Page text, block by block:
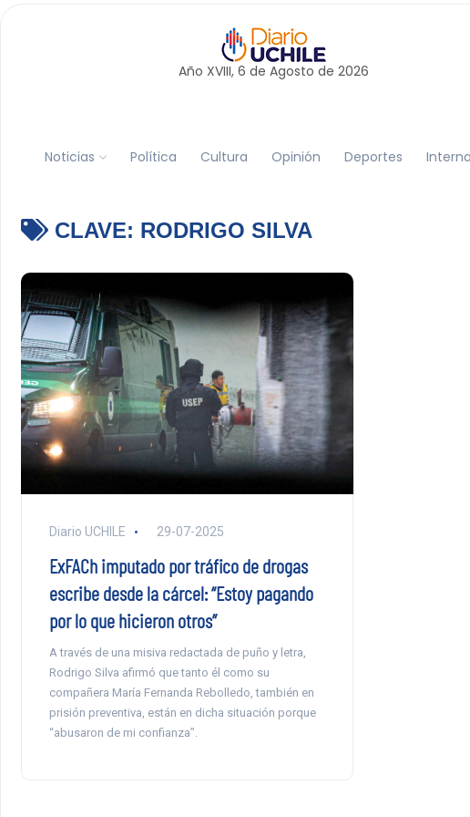
Año XVIII, 6 de Agosto de 2026
Noticias Política Cultura Opinión Deportes
CLAVE: RODRIGO SILVA
Diario UCHILE 29-07-2025
ExFACh imputado por tráfico de drogas
escribe desde la cárcel: “Estoy pagando
por lo que hicieron otros”
A través de una misiva redactada de puño y letra,
Rodrigo Silva afirmó que tanto él como su
compañera María Fernanda Rebolledo, también en
prisión preventiva, están en dicha situación porque
“abusaron de mi confianza”.